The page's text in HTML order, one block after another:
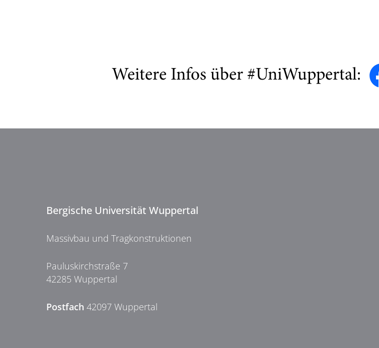
Weitere Infos über #UniWuppertal:
Bergische Universität Wuppertal
Massivbau und Tragkonstruktionen
Pauluskirchstraße 7
42285 Wuppertal
Postfach 42097 Wuppertal